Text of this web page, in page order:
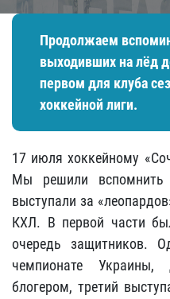
Продолжаем
выходивших на лёд
первом для клуба
хоккейной лиги.
17 июля хоккейному
Мы решили вспомнить
выступали за
КХЛ. В первой части
очередь защитников.
чемпионате Украины,
блогером, третий